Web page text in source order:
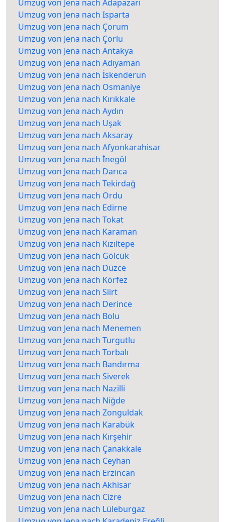
Umzug von Jena nach Adapazarı
Umzug von Jena nach Isparta
Umzug von Jena nach Çorum
Umzug von Jena nach Çorlu
Umzug von Jena nach Antakya
Umzug von Jena nach Adıyaman
Umzug von Jena nach İskenderun
Umzug von Jena nach Osmaniye
Umzug von Jena nach Kırıkkale
Umzug von Jena nach Aydın
Umzug von Jena nach Uşak
Umzug von Jena nach Aksaray
Umzug von Jena nach Afyonkarahisar
Umzug von Jena nach İnegöl
Umzug von Jena nach Darıca
Umzug von Jena nach Tekirdağ
Umzug von Jena nach Ordu
Umzug von Jena nach Edirne
Umzug von Jena nach Tokat
Umzug von Jena nach Karaman
Umzug von Jena nach Kızıltepe
Umzug von Jena nach Gölcük
Umzug von Jena nach Düzce
Umzug von Jena nach Körfez
Umzug von Jena nach Siirt
Umzug von Jena nach Derince
Umzug von Jena nach Bolu
Umzug von Jena nach Menemen
Umzug von Jena nach Turgutlu
Umzug von Jena nach Torbalı
Umzug von Jena nach Bandırma
Umzug von Jena nach Siverek
Umzug von Jena nach Nazilli
Umzug von Jena nach Niğde
Umzug von Jena nach Zonguldak
Umzug von Jena nach Karabük
Umzug von Jena nach Kırşehir
Umzug von Jena nach Çanakkale
Umzug von Jena nach Ceyhan
Umzug von Jena nach Erzincan
Umzug von Jena nach Akhisar
Umzug von Jena nach Cizre
Umzug von Jena nach Lüleburgaz